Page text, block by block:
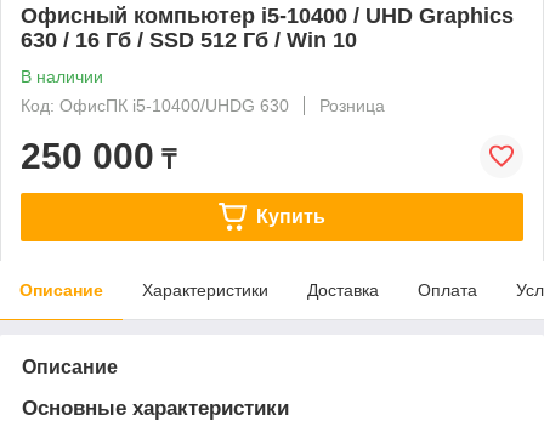
Офисный компьютер i5-10400 / UHD Graphics
630 / 16 Гб / SSD 512 Гб / Win 10
В наличии
Код: ОфисПК i5-10400/UHDG 630
Розница
250 000 ₸
Купить
Описание Характеристики Доставка Оплата
Описание
Основные характеристики